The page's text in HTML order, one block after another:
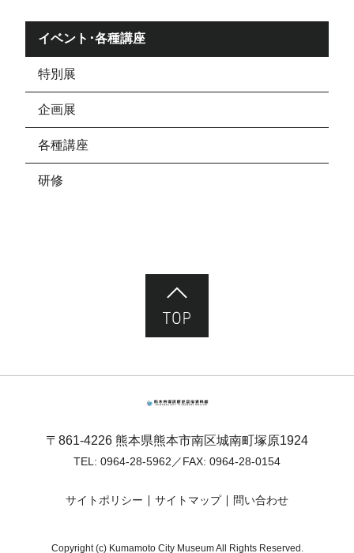
イベント･各種講座
特別展
企画展
各種講座
研修
〒861-4226 熊本県熊本市南区城南町塚原1924
TEL: 0964-28-5962 ／FAX: 0964-28-0154
サイトポリシー サイトマップ 問い合わせ
Copyright (c) Kumamoto City Museum All Rights Reserved.